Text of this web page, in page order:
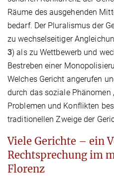
Räume des ausgehenden
bedarf. Der Pluralismus der
zu wechselseitiger
3) als zu Wettbewerb und
Bestreben einer
Welches Gericht angerufen
durch das soziale Phänomen
Problemen und Konflikten
traditionellen Zweige der
Viele Gerichte – ein
Rechtsprechung im
Florenz